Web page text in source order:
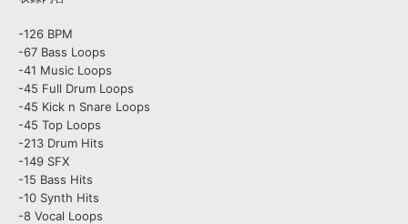
-126 BPM
-67 Bass Loops
-41 Music Loops
-45 Full Drum Loops
-45 Kick n Snare Loops
-45 Top Loops
-213 Drum Hits
-149 SFX
-15 Bass Hits
-10 Synth Hits
-8 Vocal Loops